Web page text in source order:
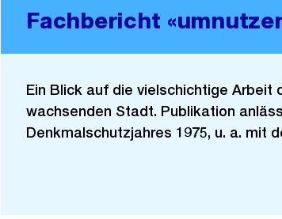
Fachbericht
Ein Blick auf die vielschichtige
wachsenden Stadt. Publikation
Denkmalschutzjahres 1975, u. a. mit